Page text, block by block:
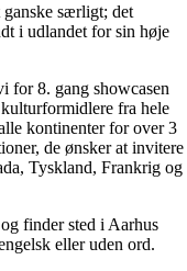
ganske særligt; det
i udlandet for sin høje
for 8. gang showcasen
fra hele
kontinenter for over 3
de ønsker at invitere
Tyskland, Frankrig og
finder sted i Aarhus
eller uden ord.